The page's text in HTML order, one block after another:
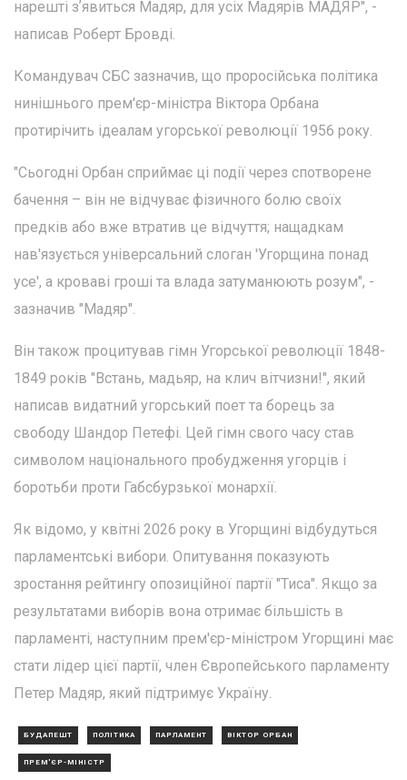
нарешті зʼявиться Мадяр, для усіх Мадярів МАДЯР", -
написав Роберт Бровді.
Командувач СБС зазначив, що проросійська політика
нинішнього прем'єр-міністра Віктора Орбана
протирічить ідеалам угорської революції 1956 року.
"Сьогодні Орбан сприймає ці події через спотворене
бачення – він не відчуває фізичного болю своїх
предків або вже втратив це відчуття; нащадкам
нав'язується універсальний слоган 'Угорщина понад
усе', а кроваві гроші та влада затуманюють розум", -
зазначив "Мадяр".
Він також процитував гімн Угорської революції 1848-
1849 років "Встань, мадьяр, на клич вітчизни!", який
написав видатний угорський поет та борець за
свободу Шандор Петефі. Цей гімн свого часу став
символом національного пробудження угорців і
боротьби проти Габсбурзької монархії.
Як відомо, у квітні 2026 року в Угорщині відбудуться
парламентські вибори. Опитування показують
зростання рейтингу опозиційної партії "Тиса". Якщо за
результатами виборів вона отримає більшість в
парламенті, наступним прем'єр-міністром Угорщині має
стати лідер цієї партії, член Європейського парламенту
Петер Мадяр, який підтримує Україну.
БУДАПЕШТ ПОЛІТИКА ПАРЛАМЕНТ ВІКТОР ОРБАН
ПРЕМ'ЄР-МІНІСТР